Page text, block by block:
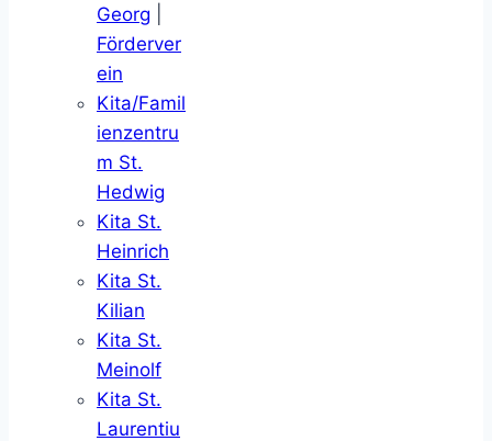
Georg
Förderver
ein
Kita/Famil
ienzentru
m St.
Hedwig
Kita St.
Heinrich
Kita St.
Kilian
Kita St.
Meinolf
Kita St.
Laurentiu